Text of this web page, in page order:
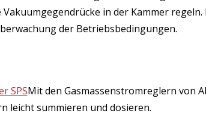
in der Kammer
der Betriebsbedingungen.
SPSMit den Gasmassenstromreglern von
leicht summieren und dosieren.